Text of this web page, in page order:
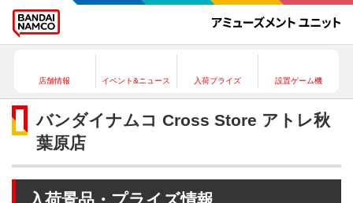
店舗情報 イベント&ニュース 入荷プライズ 設置ゲーム機
バンダイナムコ Cross Store アトレ秋
葉原店